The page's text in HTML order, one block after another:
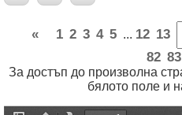
« 1 2 3 4 5 ... 12 13
82 83
За достъп до произволна
бялото поле и